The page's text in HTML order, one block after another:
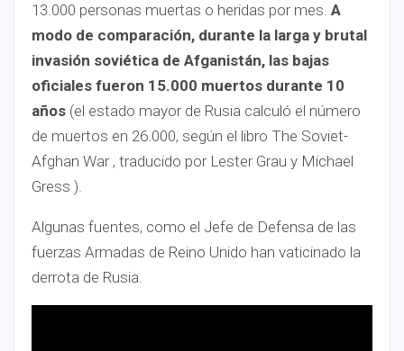
13.000 personas muertas o heridas por mes. A
modo de comparación, durante la larga y brutal
invasión soviética de Afganistán, las bajas
oficiales fueron 15.000 muertos durante 10
años (el estado mayor de Rusia calculó el número
de muertos en 26.000, según el libro The Soviet-
Afghan War , traducido por Lester Grau y Michael
Gress ).
Algunas fuentes, como el Jefe de Defensa de las
fuerzas Armadas de Reino Unido han vaticinado la
derrota de Rusia.